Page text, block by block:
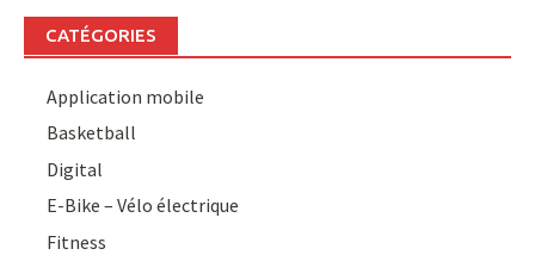
CATÉGORIES
Application mobile
Basketball
Digital
E-Bike – Vélo électrique
Fitness